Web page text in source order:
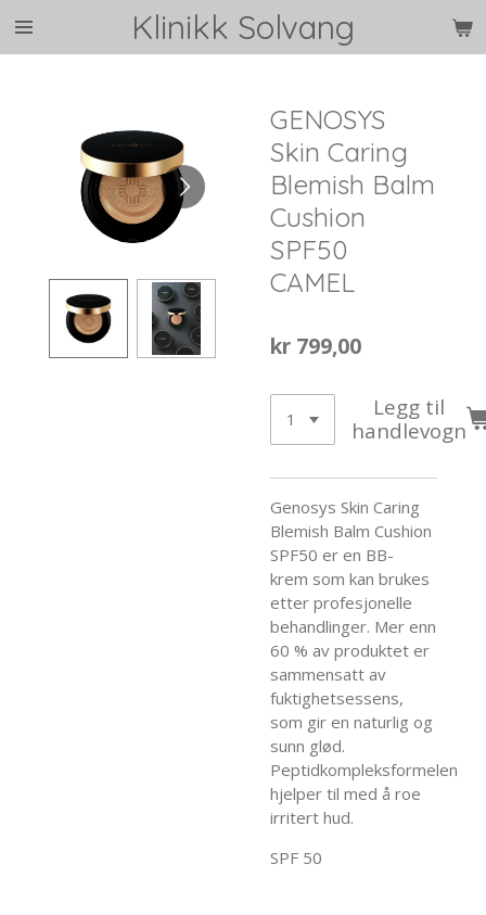
Gå
Klinikk Solvang
GENOSYS
Skin Caring
Blemish Balm
Cushion
SPF50
CAMEL
kr 799,00
Legg til
handlevogn
Genosys Skin Caring
Blemish Balm Cushion
SPF50 er en BB-
krem som kan brukes
etter profesjonelle
behandlinger. Mer enn
60 % av produktet er
sammensatt av
fuktighetsessens,
som gir en naturlig og
sunn glød.
Peptidkompleksformelen
hjelper til med å roe
irritert hud.
SPF 50